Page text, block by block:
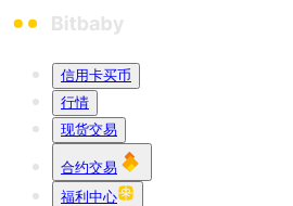
信用卡买币
行情
现货交易
合约交易
福利中心